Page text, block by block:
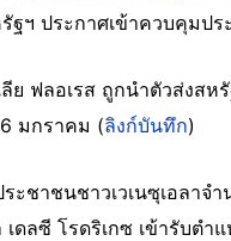
ฯ ประกาศเข้าควบคุมปร
ย ฟลอเรส ถูกนำตัวส่งส
มกราคม (ลิงก์บันทึก)
ระชาชนชาวเวเนซุเอลา
ดลซี โรดริเกซ เข้ารับต